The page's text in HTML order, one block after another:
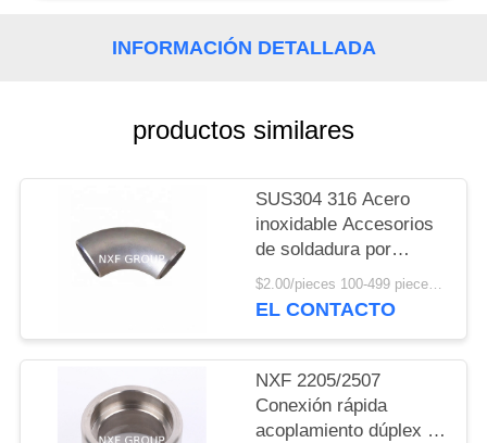
NOTICIAS
SOLICITAR
CITA
MAPA
SITIO
POLÍTICA
INFORMACIÓN DETALLADA
productos similares
SUS304 316 Acero
inoxidable Accesorios
de soldadura por
extremo Bw Lr Largo
radio 90 grados Sch10
grados
$2.00/pieces 100-499 pieces MOQ:100 piezas
EL CONTACTO
NXF 2205/2507
Conexión rápida
acoplamiento dúplex de